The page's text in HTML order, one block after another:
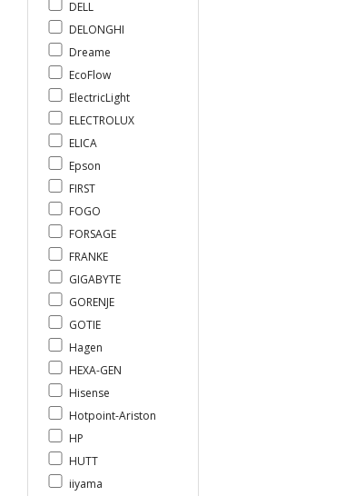
DELL
DELONGHI
Dreame
EcoFlow
ElectricLight
ELECTROLUX
ELICA
Epson
FIRST
FOGO
FORSAGE
FRANKE
GIGABYTE
GORENJE
GOTIE
Hagen
HEXА-GEN
Hisense
Hotpoint-Ariston
HP
HUTT
iiyama